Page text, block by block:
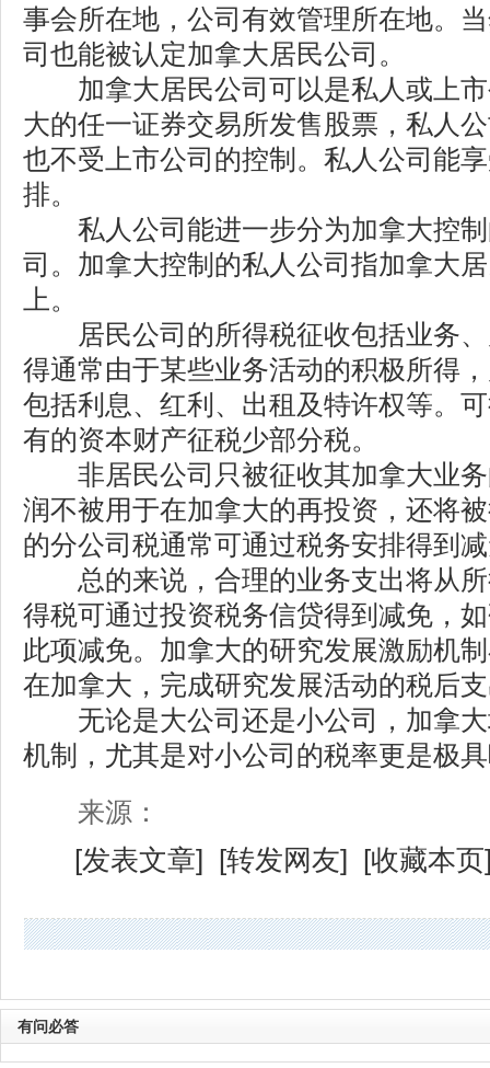
事会所在地，公司有效管理所在地。
司也能被认定加拿大居民公司。
加拿大居民公司可以是私人或上市
大的任一证券交易所发售股票，私人
也不受上市公司的控制。私人公司能
排。
私人公司能进一步分为加拿大控制
司。加拿大控制的私人公司指加拿大
上。
居民公司的所得税征收包括业务、
得通常由于某些业务活动的积极所得
包括利息、红利、出租及特许权等。
有的资本财产征税少部分税。
非居民公司只被征收其加拿大业务
润不被用于在加拿大的再投资，还将
的分公司税通常可通过税务安排得到
总的来说，合理的业务支出将从所
得税可通过投资税务信贷得到减免，
此项减免。加拿大的研究发展激励机
在加拿大，完成研究发展活动的税后
无论是大公司还是小公司，加拿大
机制，尤其是对小公司的税率更是极
来源：
[发表文章] [转发网友] [收藏本页
有问必答